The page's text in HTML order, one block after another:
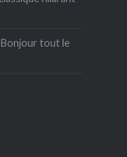
Bonjour tout le